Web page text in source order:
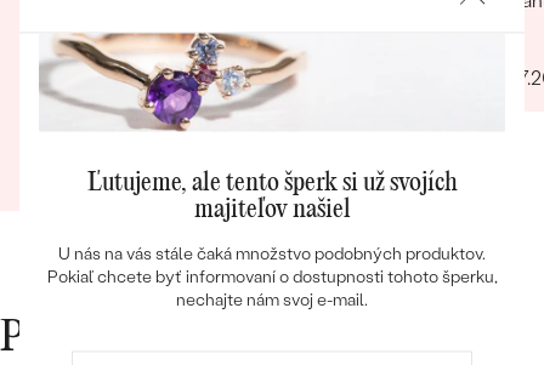
Bestsellery
OBJAVIŤ
objednaný šperk obzrieť poprípade aj v kľude
vyskušať keďže sa personál venoval iba nám.
velmi milá mladá dáma v predajni
30.10.2023
Zobraziť celú recenziu
Prečo nakupovať v Eppi
Ľutujeme, ale tento šperk si už svojích
majiteľov našiel
U nás na vás stále čaká množstvo podobných produktov.
Pokiaľ chcete byť informovaní o dostupnosti tohoto šperku,
nechajte nám svoj e-mail.